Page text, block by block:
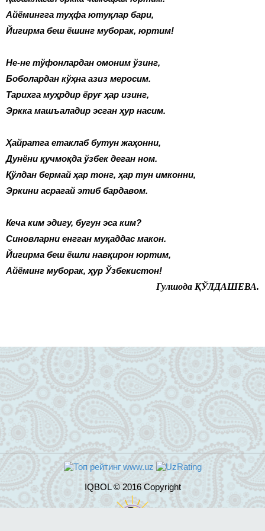
Айёмингга туҳфа ютуқлар бари,
Йигирма беш ёшинг муборак, юртим!
Не-не тўфонлардан омоним ўзинг,
Боболардан кўҳна азиз меросим.
Тарихга муҳрдир ёруғ ҳар изинг,
Эркка машъаладир эсган ҳур насим.
Ҳайратга етаклаб бутун жаҳонни,
Дунёни қучмоқда ўзбек деган ном.
Қўлдан бермай ҳар тонг, ҳар тун имконни,
Эркини асрагай этиб бардавом.
Кеча ким эдигу, бугун эса ким?
Синовларни енгган муқаддас макон.
Йигирма беш ёшли навқирон юртим,
Айёминг муборак, ҳур Ўзбекистон!
Гулшода ҚЎЛДАШЕВА.
IQBOL © 2016 Copyright